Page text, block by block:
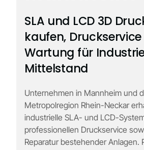
SLA und LCD 3D
kaufen,
Wartung für
Mittelstand
Unternehmen in Mannheim und
Metropolregion Rhein-Neckar
industrielle SLA- und LCD-
professionellen Druckservice
Reparatur bestehender Anlagen.